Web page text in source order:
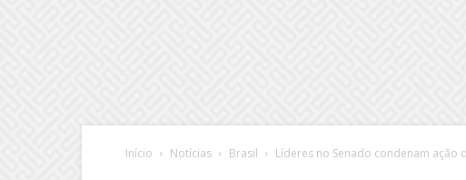
Início Notícias Brasil Líderes no Senado condenam ação